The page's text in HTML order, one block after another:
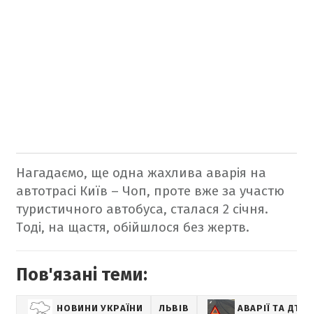
Нагадаємо, ще одна жахлива аварія на
автотрасі Київ – Чоп, проте вже за участю
туристичного автобуса, сталася 2 січня.
Тоді, на щастя, обійшлося без жертв.
Пов'язані теми:
НОВИНИ УКРАЇНИ ЛЬВІВ АВАРІЇ ТА ДТП